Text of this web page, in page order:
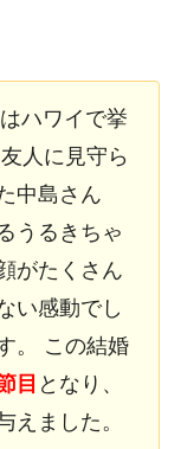
ハワイで挙
人に見守ら
中島さん
うるきちゃ
がたくさん
い感動でし
。 この結婚
目 となり、
えました。